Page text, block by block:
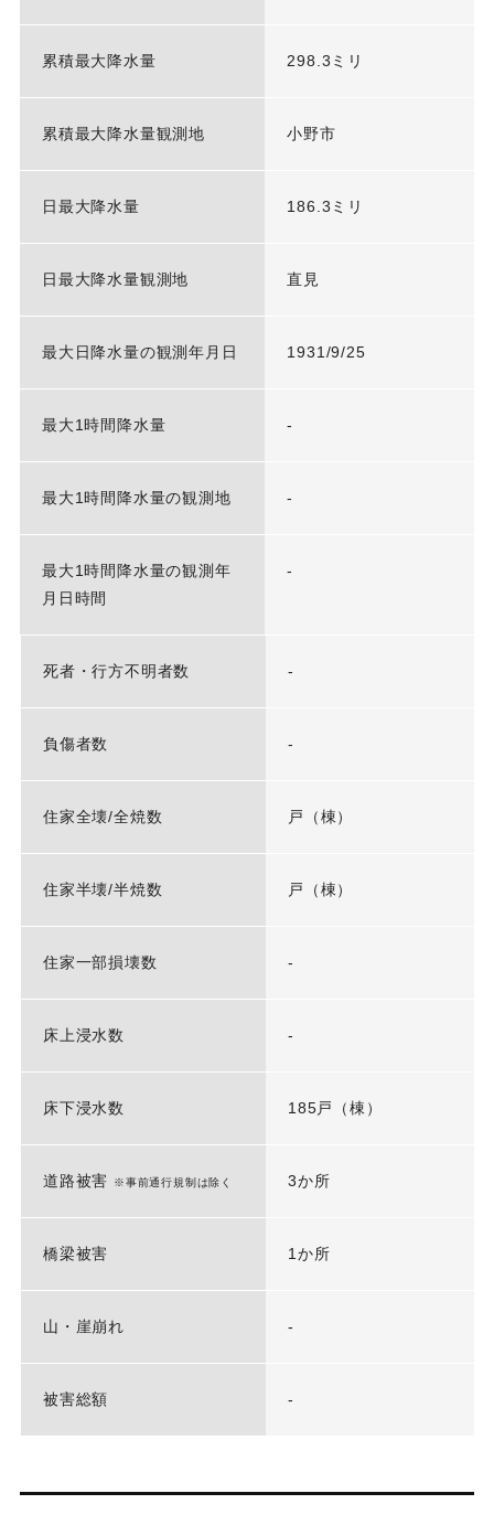
累積最大降水量 298.3ミリ
累積最大降水量観測地 小野市
日最大降水量 186.3ミリ
日最大降水量観測地 直見
最大日降水量の観測年月日 1931/9/25
最大1時間降水量 -
最大1時間降水量の観測地 -
最大1時間降水量の観測年
月日時間
-
死者・行方不明者数 -
負傷者数 -
住家全壊/全焼数 戸（棟）
住家半壊/半焼数 戸（棟）
住家一部損壊数 -
床上浸水数 -
床下浸水数 185戸（棟）
道路被害 ※事前通行規制は除く 3か所
橋梁被害 1か所
山・崖崩れ -
被害総額 -